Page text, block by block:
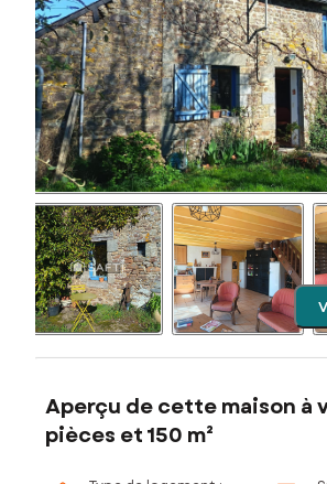
Aperçu de cette maison à
pièces et 150 m²